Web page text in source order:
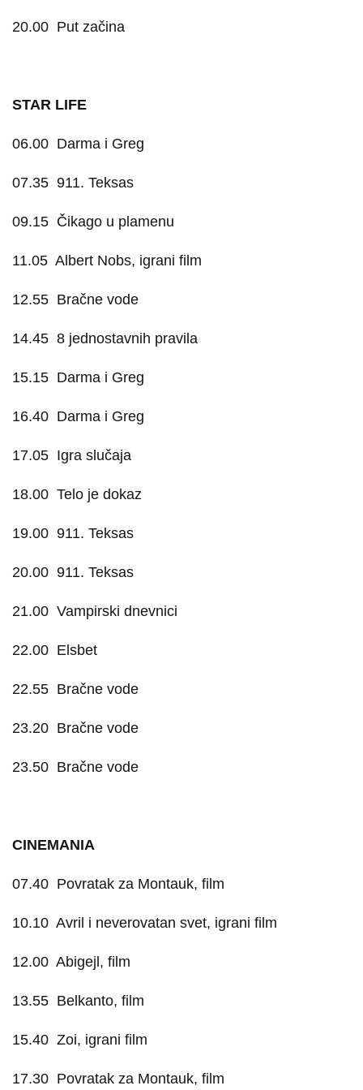
20.00 Put začina
STAR LIFE
06.00 Darma i Greg
07.35 911. Teksas
09.15 Čikago u plamenu
11.05 Albert Nobs, igrani film
12.55 Bračne vode
14.45 8 jednostavnih pravila
15.15 Darma i Greg
16.40 Darma i Greg
17.05 Igra slučaja
18.00 Telo je dokaz
19.00 911. Teksas
20.00 911. Teksas
21.00 Vampirski dnevnici
22.00 Elsbet
22.55 Bračne vode
23.20 Bračne vode
23.50 Bračne vode
CINEMANIA
07.40 Povratak za Montauk, film
10.10 Avril i neverovatan svet, igrani film
12.00 Abigejl, film
13.55 Belkanto, film
15.40 Zoi, igrani film
17.30 Povratak za Montauk, film